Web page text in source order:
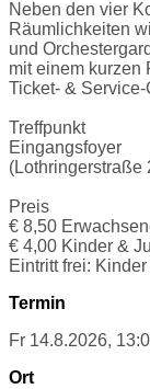
Neben den vier
Räumlichkeiten
und
mit einem kurzen
Ticket- &
Treffpunkt
Eingangsfoyer
(Lothringerstraße
Preis
€ 8,50
€ 4,00 Kinder &
Eintritt frei:
Termin
Fr 14.8.2026,
Ort